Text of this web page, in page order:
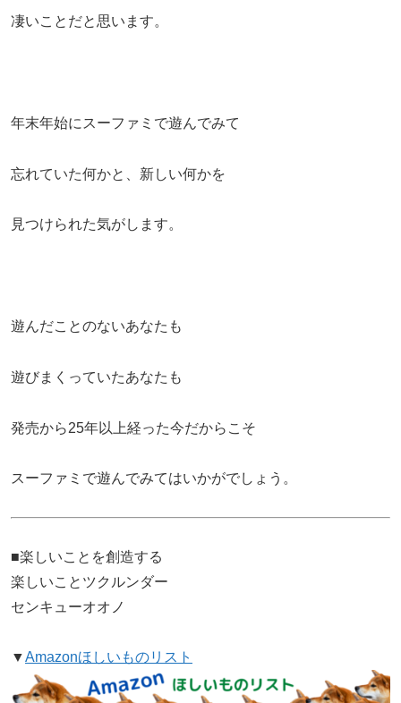
凄いことだと思います。
年末年始にスーファミで遊んでみて
忘れていた何かと、新しい何かを
見つけられた気がします。
遊んだことのないあなたも
遊びまくっていたあなたも
発売から25年以上経った今だからこそ
スーファミで遊んでみてはいかがでしょう。
■楽しいことを創造する
楽しいことツクルンダー
センキューオオノ
▼Amazonほしいものリスト